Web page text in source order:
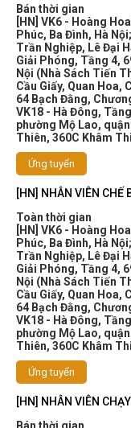
Bán thời gian
[HN] VK6 - Hoàng
Phúc, Ba Đình, Hà Nội;
Trần Nghiệp, Lê Đại
Giải Phóng, Tầng 4,
Nội (Nhà Sách Tiến
Cầu Giấy, Quan Hoa,
64 Bạch Đằng,
VK18 - Hà Đông,
phường Mộ Lao,
Thiên, 360C Khâm
Ứng tuyển
[HN] NHÂN VIÊN CHẾ
Toàn thời gian
[HN] VK6 - Hoàng
Phúc, Ba Đình, Hà Nội;
Trần Nghiệp, Lê Đại
Giải Phóng, Tầng 4,
Nội (Nhà Sách Tiến
Cầu Giấy, Quan Hoa,
64 Bạch Đằng,
VK18 - Hà Đông,
phường Mộ Lao,
Thiên, 360C Khâm
Ứng tuyển
[HN] NHÂN VIÊN